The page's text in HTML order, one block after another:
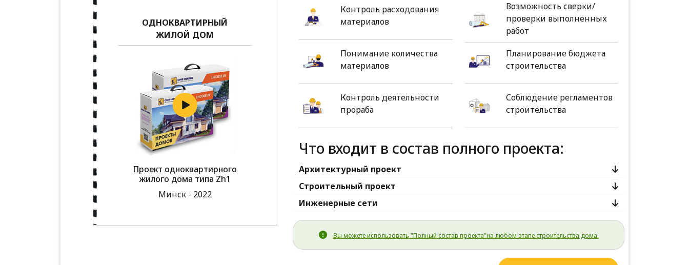
ОДНОКВАРТИРНЫЙ
ЖИЛОЙ ДОМ
Проект одноквартирного
жилого дома типа Zh1
Минск - 2022
Контроль расходования
материалов
Возможность сверки/
проверки выполненных
работ
Понимание количества
материалов
Планирование бюджета
строительства
Контроль деятельности
прораба
Соблюдение регламентов
строительства
Что входит в состав полного проекта:
Архитектурный проект
Строительный проект
Инженерные сети
Вы можете использовать "Полный состав проекта"на любом этапе строительства дома.